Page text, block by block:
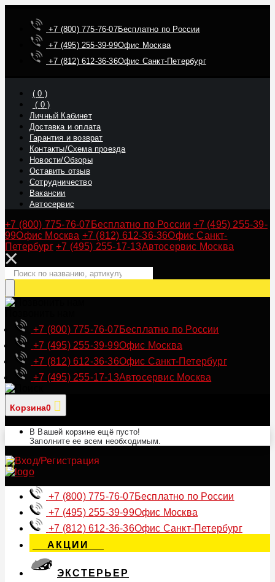
+7 (800) 775-76-07Бесплатно по России
+7 (495) 255-39-99Офис Москва
+7 (812) 612-36-36Офис Санкт-Петербург
(0 )
( 0)
Личный Кабинет
Доставка и оплата
Гарантия и возврат
Контакты/Схема проезда
Новости/Обзоры
Оставить отзыв
Сотрудничество
Вакансии
Автосервис
+7 (800) 775-76-07 Бесплатно по России +7 (495) 255-39-
99Офис Москва +7 (812) 612-36-36Офис Санкт-
Петербург +7 (495) 255-17-13Автосервис Москва
+7 (800) 775-76-07Бесплатно по России
+7 (495) 255-39-99Офис Москва
+7 (812) 612-36-36Офис Санкт-Петербург
+7 (495) 255-17-13Автосервис Москва
Корзина0
В Вашей корзине ещё пусто!
Заполните ее всем необходимым.
+7 (800) 775-76-07Бесплатно по России
+7 (495) 255-39-99Офис Москва
+7 (812) 612-36-36Офис Санкт-Петербург
АКЦИИ
ЭКСТЕРЬЕР